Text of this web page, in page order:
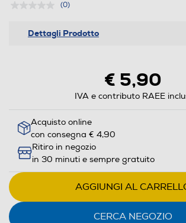
(0)
Dettagli Prodotto
€ 5,90
IVA e contributo RAEE
Acquisto online
con consegna € 4,90
Ritiro in negozio
in 30 minuti e sempre gratuito
AGGIUNGI AL
CERCA NEGOZIO